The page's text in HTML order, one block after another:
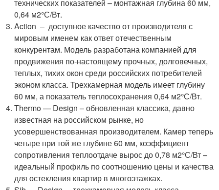
технических показателей – монтажная глубина 60 мм,
0,64 м2°С/Вт.
Action – доступное качество от производителя с
мировым именем как ответ отечественным
конкурентам. Модель разработана компанией для
продвижения по-настоящему прочных, долговечных,
теплых, тихих окон среди российских потребителей
эконом класса. Трехкамерная модель имеет глубину
60 мм, а показатель теплосохранения 0,64 м2°С/Вт.
Thermo — Design – обновленная классика, давно
известная на российском рынке, но
усовершенствованная производителем. Камер теперь
четыре при той же глубине 60 мм, коэффициент
сопротивления теплоотдаче вырос до 0,78 м2°С/Вт –
идеальный профиль по соотношению цены и качества
для остекления квартир в многоэтажках.